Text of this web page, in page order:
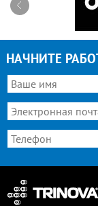
НАЧНИТЕ